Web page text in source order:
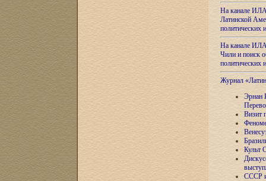
На канале
Латинской
На канале
Чили и поиск
Журнал
Эрнан
Визит
Культ
СССР и